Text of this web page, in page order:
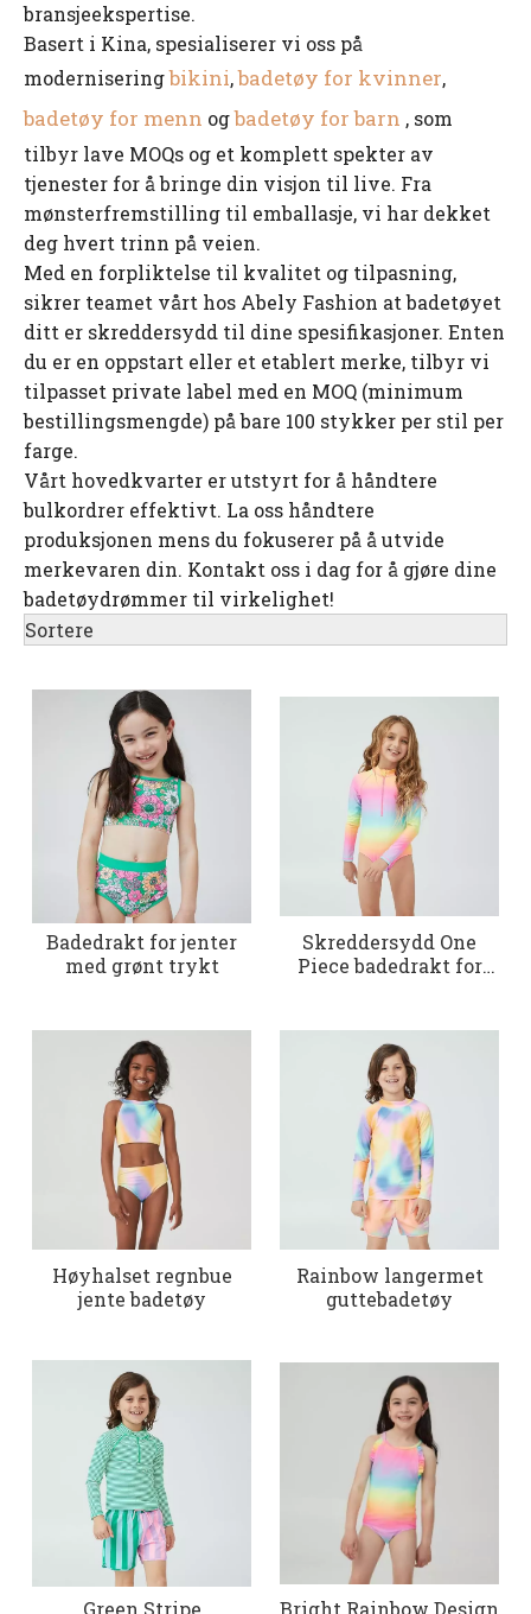
bransjeekspertise.
Basert i Kina, spesialiserer vi oss på
moderniseringbikini,badetøy for kvinner,
badetøy for menn ogbadetøy for barn , som
tilbyr lave MOQs og et komplett spekter av
tjenester for å bringe din visjon til live. Fra
mønsterfremstilling til emballasje, vi har dekket
deg hvert trinn på veien.
Med en forpliktelse til kvalitet og tilpasning,
sikrer teamet vårt hos Abely Fashion at badetøyet
ditt er skreddersydd til dine spesifikasjoner. Enten
du er en oppstart eller et etablert merke, tilbyr vi
tilpasset private label med en MOQ (minimum
bestillingsmengde) på bare 100 stykker per stil per
farge.
Vårt hovedkvarter er utstyrt for å håndtere
bulkordrer effektivt. La oss håndtere
produksjonen mens du fokuserer på å utvide
merkevaren din. Kontakt oss i dag for å gjøre dine
badetøydrømmer til virkelighet!
Sortere
Badedrakt for jenter
med grønt trykt
Skreddersydd One
Piece badedrakt for
Høyhalset regnbue
jente badetøy
Rainbow langermet
guttebadetøy
Green Stripe
Bright Rainbow Design